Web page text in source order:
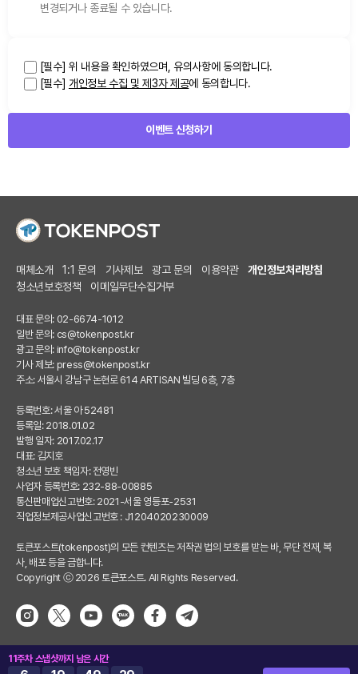
변경되거나 종료될 수 있습니다.
[필수] 위 내용을 확인하였으며, 유의사항에 동의합니다.
[필수] 개인정보 수집 및 제3자 제공에 동의합니다.
이벤트 신청하기
11주차 스냅샷까지 남은 시간
매체소개 1:1 문의 기사제보 광고 문의 이용약관
개인정보처리방침
청소년보호정책
이메일무단수집거부
대표 문의: 02-6674-1012
일반 문의: cs@tokenpost.kr
광고 문의: info@tokenpost.kr
기사 제보: press@tokenpost.kr
주소: 서울시 강남구 논현로 614 ARTISAN 빌딩 6층, 7층
등록번호: 서울 아 52481
등록일: 2018.01.02
발행 일자: 2017.02.17
대표: 김지호
청소년 보호 책임자: 전영빈
사업자 등록번호: 232-88-00885
통신판매업신고번호: 2021-서울 영등포-2531
직업정보제공사업신고번호 : J1204020230009
토큰포스트(tokenpost)의 모든 컨텐츠는 저작권 법의 보호를 받는 바, 무단 전재, 복
사, 배포 등을 금합니다.
Copyright ⓒ 2026 토큰포스트. All Rights Reserved.